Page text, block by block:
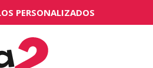
PERSONALIZADOS